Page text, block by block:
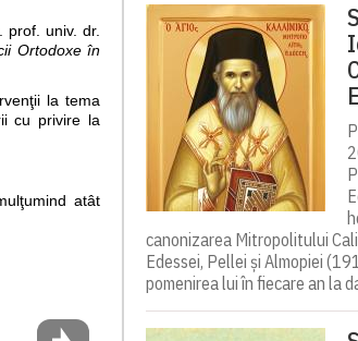
prof. univ. dr.
Ortodoxe în
la tema
cu privire la
atât
canonizarea Mitropolitului
Edessei, Pellei și Almopiei
pomenirea lui în fiecare an la